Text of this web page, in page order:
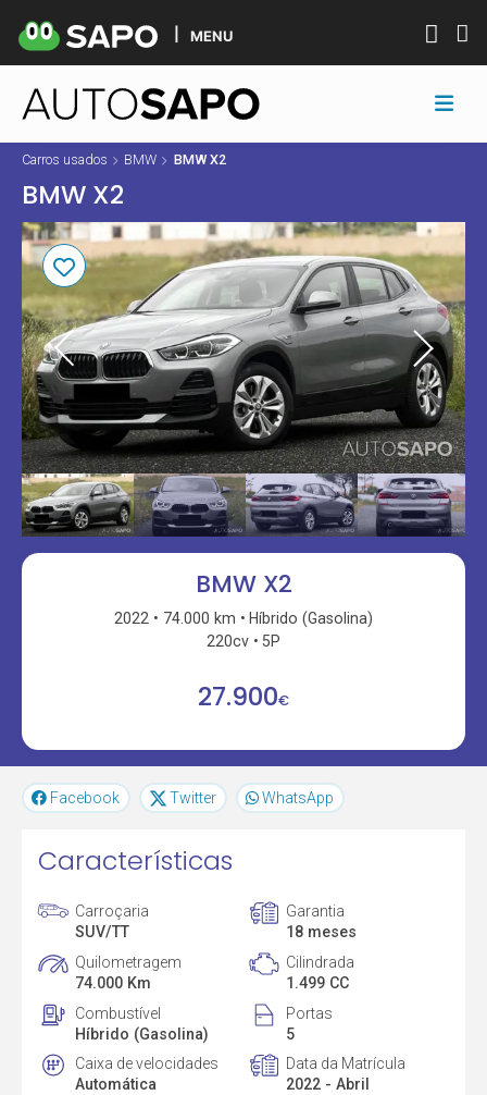
MENU
Carros usados BMW BMW X2
BMW X2
BMW X2
2022 74.000 km
Híbrido (Gasolina)
220cv
5P
27.900€
Facebook Twitter WhatsApp
Características
Carroçaria
SUV/TT
Garantia
18 meses
Quilometragem
74.000 Km
Cilindrada
1.499 CC
Combustível
Híbrido (Gasolina)
Portas
5
Caixa de velocidades
Automática
Data da Matrícula
2022 - Abril